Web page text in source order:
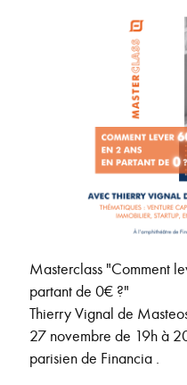
Masterclass "Comment
partant de 0€ ?"
Thierry Vignal de
27 novembre de 19h à
parisien de Financia .